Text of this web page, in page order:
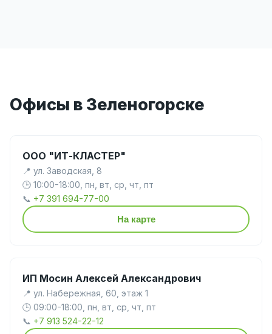
Офисы в Зеленогорске
ООО "ИТ-КЛАСТЕР"
📍 ул. Заводская, 8
🕒 10:00-18:00, пн, вт, ср, чт, пт
📞 +7 391 694-77-00
На карте
ИП Мосин Алексей Александрович
📍 ул. Набережная, 60, этаж 1
🕒 09:00-18:00, пн, вт, ср, чт, пт
📞 +7 913 524-22-12